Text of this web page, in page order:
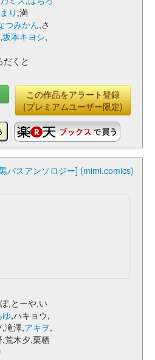
り,満
つみかん,さ
坂本キヨシ,
くと
この作品をアラート登録
(プレミアムユーザー限定)
バスアンソロジー] (mimi.comics)
,とーや,い
ゆ,ハキョウ,
滝澤,アキヲ,
,荒木夕,栗栖